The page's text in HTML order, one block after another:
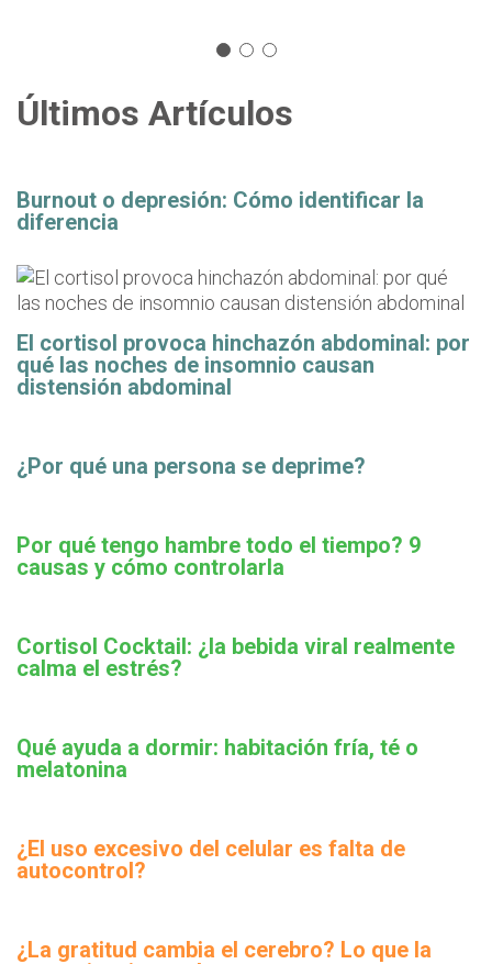
Últimos Artículos
Burnout o depresión: Cómo identificar la
diferencia
El cortisol provoca hinchazón abdominal: por
qué las noches de insomnio causan
distensión abdominal
¿Por qué una persona se deprime?
Por qué tengo hambre todo el tiempo? 9
causas y cómo controlarla
Cortisol Cocktail: ¿la bebida viral realmente
calma el estrés?
Qué ayuda a dormir: habitación fría, té o
melatonina
¿El uso excesivo del celular es falta de
autocontrol?
¿La gratitud cambia el cerebro? Lo que la